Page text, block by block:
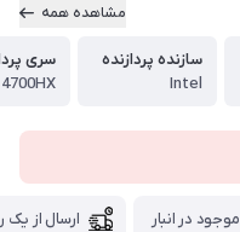
مشاهده همه
سازنده پردازنده
Intel
سری
موجود در انبار ارسال از یک